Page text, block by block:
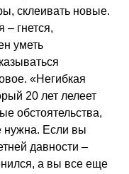
склеивать новые.
– гнется,
уметь
«Негибкая
20 лет лелеет
обстоятельства,
нужна. Если вы
давности –
а вы все еще